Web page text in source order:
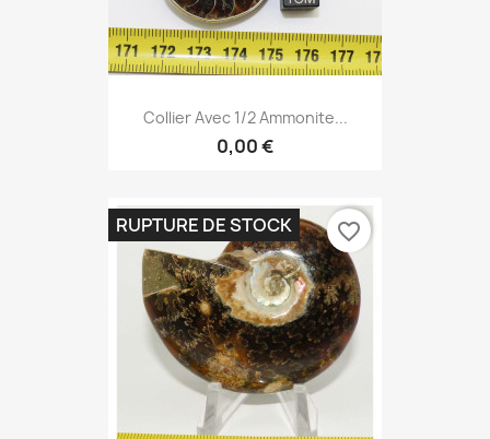
Collier Avec 1/2 Ammonite...
0,00 €
RUPTURE DE STOCK favorite_border